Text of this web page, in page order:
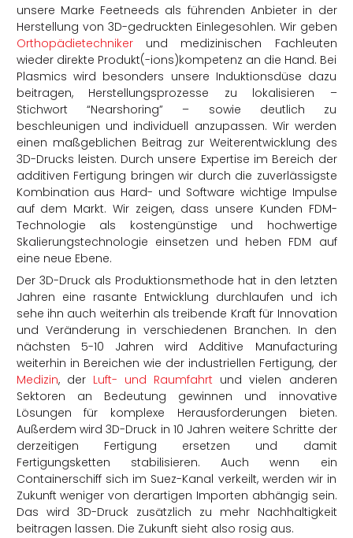
unsere Marke Feetneeds als führenden Anbieter in der
Herstellung von 3D-gedruckten Einlegesohlen. Wir geben
Orthopädietechnikerund medizinischen Fachleuten
wieder direkte Produkt(-ions)kompetenz an die Hand. Bei
Plasmics wird besonders unsere Induktionsdüse dazu
beitragen, Herstellungsprozesse zu lokalisieren –
Stichwort “Nearshoring” – sowie deutlich zu
beschleunigen und individuell anzupassen. Wir werden
einen maßgeblichen Beitrag zur Weiterentwicklung des
3D-Drucks leisten. Durch unsere Expertise im Bereich der
additiven Fertigung bringen wir durch die zuverlässigste
Kombination aus Hard- und Software wichtige Impulse
auf dem Markt. Wir zeigen, dass unsere Kunden FDM-
Technologie als kostengünstige und hochwertige
Skalierungstechnologie einsetzen und heben FDM auf
eine neue Ebene.
Der 3D-Druck als Produktionsmethode hat in den letzten
Jahren eine rasante Entwicklung durchlaufen und ich
sehe ihn auch weiterhin als treibende Kraft für Innovation
und Veränderung in verschiedenen Branchen. In den
nächsten 5-10 Jahren wird Additive Manufacturing
weiterhin in Bereichen wie der industriellen Fertigung, der
Medizin, der Luft- und Raumfahrt und vielen anderen
Sektoren an Bedeutung gewinnen und innovative
Lösungen für komplexe Herausforderungen bieten.
Außerdem wird 3D-Druck in 10 Jahren weitere Schritte der
derzeitigen Fertigung ersetzen und damit
Fertigungsketten stabilisieren. Auch wenn ein
Containerschiff sich im Suez-Kanal verkeilt, werden wir in
Zukunft weniger von derartigen Importen abhängig sein.
Das wird 3D-Druck zusätzlich zu mehr Nachhaltigkeit
beitragen lassen. Die Zukunft sieht also rosig aus.